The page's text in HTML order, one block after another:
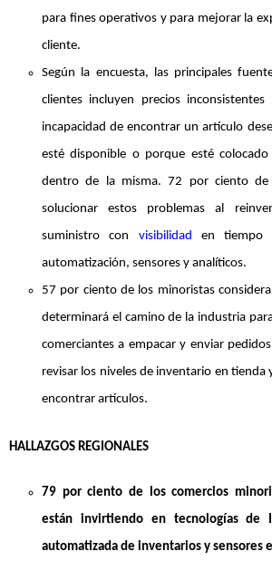
para fines operativos y para mejorar la
cliente.
Según la encuesta, las principales
clientes incluyen precios
incapacidad de encontrar un artículo
esté disponible o porque esté
dentro de la misma. 72 por ciento de
solucionar estos problemas al
suministro con visibilidad en tiempo
automatización, sensores y analíticos.
57 por ciento de los minoristas
determinará el camino de la industria
comerciantes a empacar y enviar
revisar los niveles de inventario en tienda
encontrar artículos.
HALLAZGOS REGIONALES
79 por ciento de los comercios
están invirtiendo en tecnologías de
automatizada de inventarios y sensores